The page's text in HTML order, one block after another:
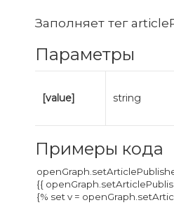
Заполняет тег
Параметры
[value] string
Примеры кода